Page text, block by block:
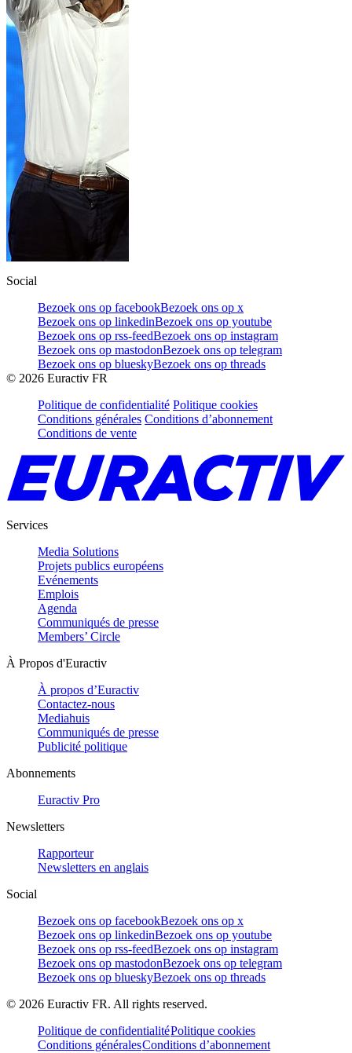
Social
Bezoek ons op facebookBezoek ons op x
Bezoek ons op linkedinBezoek ons op youtube
Bezoek ons op rss-feedBezoek ons op instagram
Bezoek ons op mastodonBezoek ons op telegram
Bezoek ons op blueskyBezoek ons op threads
© 2026 Euractiv FR
Politique de confidentialité Politique cookies
Conditions générales Conditions d’abonnement
Conditions de vente
Services
Media Solutions
Projets publics européens
Evénements
Emplois
Agenda
Communiqués de presse
Members’ Circle
À Propos d'Euractiv
À propos d’Euractiv
Contactez-nous
Mediahuis
Communiqués de presse
Publicité politique
Abonnements
Euractiv Pro
Newsletters
Rapporteur
Newsletters en anglais
Social
Bezoek ons op facebookBezoek ons op x
Bezoek ons op linkedinBezoek ons op youtube
Bezoek ons op rss-feedBezoek ons op instagram
Bezoek ons op mastodonBezoek ons op telegram
Bezoek ons op blueskyBezoek ons op threads
© 2026 Euractiv FR. All rights reserved.
Politique de confidentialitéPolitique cookies
Conditions généralesConditions d’abonnement